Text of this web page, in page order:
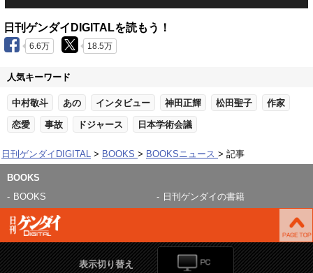
日刊ゲンダイDIGITALを読もう！
6.6万 18.5万
人気キーワード
中村敬斗 あの インタビュー 神田正輝 松田聖子 作家
恋愛 事故 ドジャース 日本学術会議
日刊ゲンダイDIGITAL BOOKS BOOKSニュース 記事
BOOKS
BOOKS
日刊ゲンダイの書籍
表示切り替え